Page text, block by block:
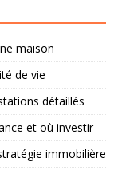
maison
de vie
détaillés
et où investir
immobilière